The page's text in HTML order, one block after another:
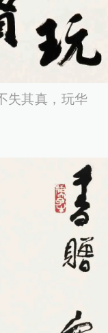
失其真，玩华